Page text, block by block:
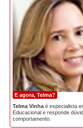
E agora, Telma?
Telma Vinha é especialista
Educacional e responde
comportamento.